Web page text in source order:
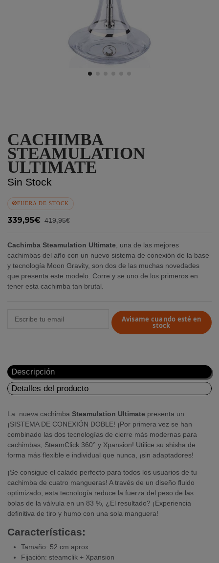
CACHIMBA
STEAMULATION
ULTIMATE
Sin Stock
FUERA DE STOCK
339,95€ 419,95€
Cachimba Steamulation Ultimate , una de las mejores
cachimbas del año con un nuevo sistema de conexión de la base
y tecnología Moon Gravity, son dos de las muchas novedades
que presenta este modelo. Corre y se uno de los primeros en
tener esta cachimba tan brutal.
Avisame cuando esté en
stock
Descripción
Detalles del producto
La nueva cachimba Steamulation Ultimate presenta un
¡SISTEMA DE CONEXIÓN DOBLE! ¡Por primera vez se han
combinado las dos tecnologías de cierre más modernas para
cachimbas, SteamClick 360° y Xpansion! Utilice su shisha de
forma más flexible e individual que nunca, ¡sin adaptadores!
¡Se consigue el calado perfecto para todos los usuarios de tu
cachimba de cuatro mangueras! A través de un diseño fluido
optimizado, esta tecnología reduce la fuerza del peso de las
bolas de la válvula en un 83 %, ¿El resultado? ¡Experiencia
definitiva de tiro y humo con una sola manguera!
Características:
Tamaño: 52 cm aprox
Fijación: steamclik + Xpansion